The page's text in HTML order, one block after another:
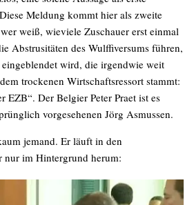
Meldung kommt hier als zweite
weiß, wieviele Zuschauer erst einmal
Abstrusitäten des Wulffiversums führen,
wird, die irgendwie weit
trockenen Wirtschaftsressort stammt:
EZB“. Der Belgier Peter Praet ist es
vorgesehenen Jörg Asmussen.
jemand. Er läuft in den
nur im Hintergrund herum: